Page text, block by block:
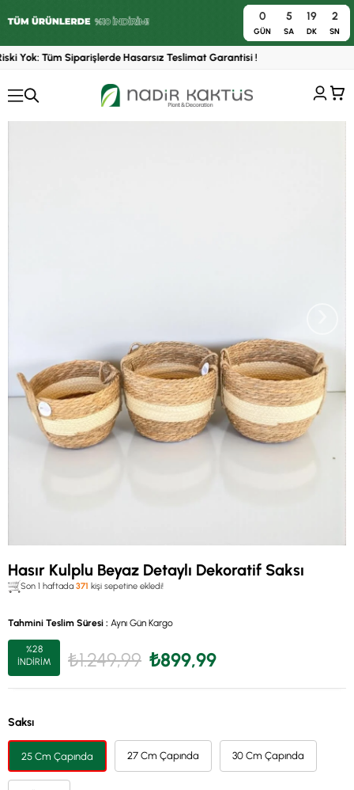
0
GÜN
5
SA
19
DK
2
SN
Yok: Tüm Siparişlerde Hasarsız Teslimat Garantisi !
Hasır Kulplu Beyaz Detaylı Dekoratif Saksı
Son 1 haftada 371 kişi sepetine ekledi!
Tahmini Teslim Süresi : Aynı Gün Kargo
%28
İNDIRIM
₺1.249,99 ₺899,99
Saksı
25 Cm Çapında 27 Cm Çapında 30 Cm Çapında